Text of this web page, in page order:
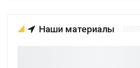
Наши материалы